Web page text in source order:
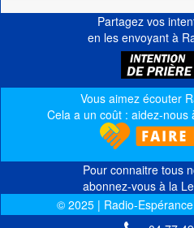
Partagez vos
en les envoyant à
Vous aimez écouter
Cela a un coût : aidez-nous
Pour connaitre tous
abonnez-vous à la
© 2025 | Radio-